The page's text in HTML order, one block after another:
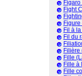
Fight
Fil à
Fil du
Filière
Fille
Fille à
Fille